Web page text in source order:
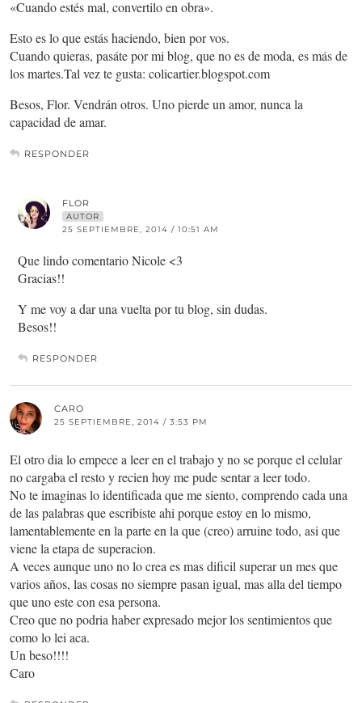
«Cuando estés mal, convertilo en obra».
Esto es lo que estás haciendo, bien por vos.
Cuando quieras, pasáte por mi blog, que no es de moda, es más de
los martes.Tal vez te gusta: colicartier.blogspot.com
Besos, Flor. Vendrán otros. Uno pierde un amor, nunca la
capacidad de amar.
RESPONDER
FLOR
AUTOR
25 SEPTIEMBRE, 2014 / 10:51 AM
Que lindo comentario Nicole <3
Gracias!!
Y me voy a dar una vuelta por tu blog, sin dudas.
Besos!!
RESPONDER
CARO
25 SEPTIEMBRE, 2014 / 3:53 PM
El otro dia lo empece a leer en el trabajo y no se porque el celular
no cargaba el resto y recien hoy me pude sentar a leer todo.
No te imaginas lo identificada que me siento, comprendo cada una
de las palabras que escribiste ahi porque estoy en lo mismo,
lamentablemente en la parte en la que (creo) arruine todo, asi que
viene la etapa de superacion.
A veces aunque uno no lo crea es mas dificil superar un mes que
varios años, las cosas no siempre pasan igual, mas alla del tiempo
que uno este con esa persona.
Creo que no podria haber expresado mejor los sentimientos que
como lo lei aca.
Un beso!!!!
Caro